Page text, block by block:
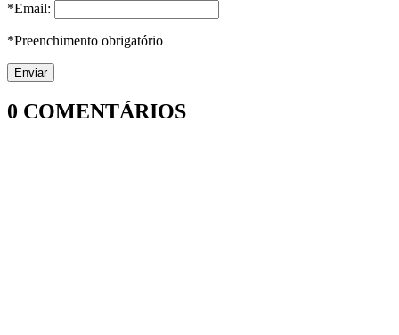
*Email:
*Preenchimento obrigatório
0 COMENTÁRIOS